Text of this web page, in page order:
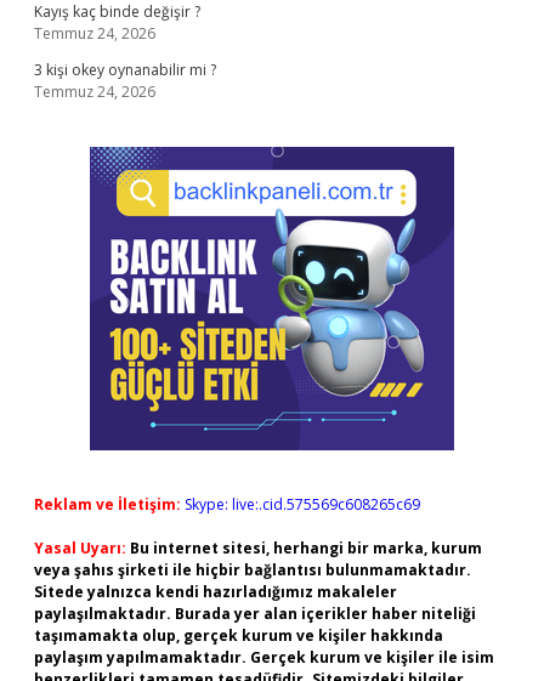
Kayış kaç binde değişir ?
Temmuz 24, 2026
3 kişi okey oynanabilir mi ?
Temmuz 24, 2026
Reklam ve İletişim: Skype: live:.cid.575569c608265c69
Yasal Uyarı: Bu internet sitesi, herhangi bir marka, kurum
veya şahıs şirketi ile hiçbir bağlantısı bulunmamaktadır.
Sitede yalnızca kendi hazırladığımız makaleler
paylaşılmaktadır. Burada yer alan içerikler haber niteliği
taşımamakta olup, gerçek kurum ve kişiler hakkında
paylaşım yapılmamaktadır. Gerçek kurum ve kişiler ile isim